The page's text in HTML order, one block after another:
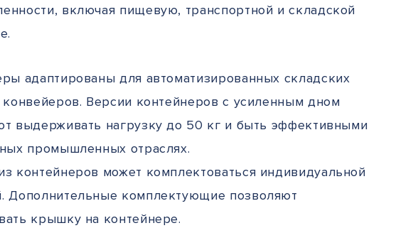
включая пищевую, транспортной и складской
адаптированы для автоматизированных складских
конвейеров. Версии контейнеров с усиленным дном
выдерживать нагрузку до 50 кг и быть эффективными
промышленных отраслях.
контейнеров может комплектоваться индивидуальной
Дополнительные комплектующие позволяют
крышку на контейнере.